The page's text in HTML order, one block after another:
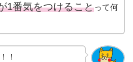
1番気をつけることって何
！